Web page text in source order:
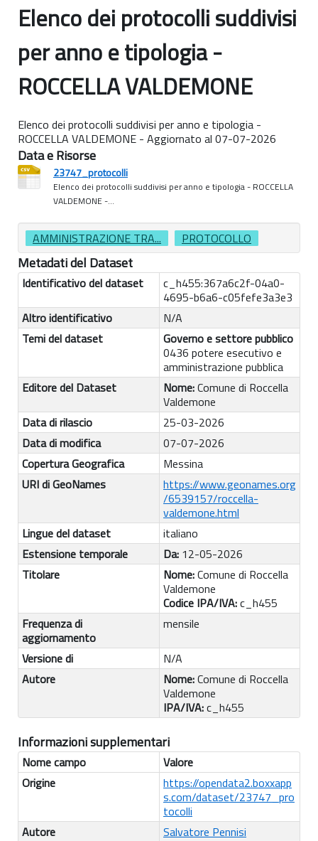
Elenco dei protocolli suddivisi
per anno e tipologia -
ROCCELLA VALDEMONE
Elenco dei protocolli suddivisi per anno e tipologia -
ROCCELLA VALDEMONE - Aggiornato al 07-07-2026
Data e Risorse
23747_protocolli
Elenco dei protocolli suddivisi per anno e tipologia - ROCCELLA
VALDEMONE -...
AMMINISTRAZIONE TRA... PROTOCOLLO
Metadati del Dataset
Identificativo del dataset
c_h455:367a6c2f-04a0-
4695-b6a6-c05fefe3a3e3
Altro identificativo
N/A
Temi del dataset
Governo e settore pubblico
0436 potere esecutivo e
amministrazione pubblica
Editore del Dataset
Nome:Comune di Roccella
Valdemone
Data di rilascio
25-03-2026
Data di modifica
07-07-2026
Copertura Geografica
Messina
URI di GeoNames
https://www.geonames.org
/6539157/roccella-
valdemone.html
Lingue del dataset
italiano
Estensione temporale
Da: 12-05-2026
Titolare
Nome:Comune di Roccella
Valdemone
Codice IPA/IVA:c_h455
Frequenza di
aggiornamento
mensile
Versione di
N/A
Autore
Nome:Comune di Roccella
Valdemone
IPA/IVA:c_h455
Informazioni supplementari
Nome campo
Valore
Origine
https://opendata2.boxxapp
s.com/dataset/23747_pro
tocolli
Autore
Salvatore Pennisi